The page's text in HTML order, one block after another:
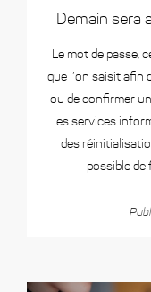
Demain sera
Le mot de passe,
que l’on saisit afin
ou de confirmer
les services
des
possible